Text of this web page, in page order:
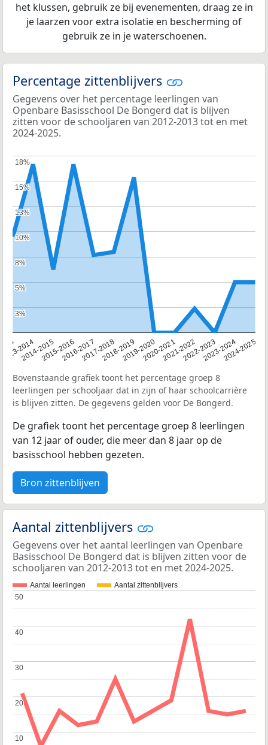
het klussen, gebruik ze bij evenementen, draag ze in
je laarzen voor extra isolatie en bescherming of
gebruik ze in je waterschoenen.
Percentage zittenblijvers
Gegevens over het percentage leerlingen van
Openbare Basisschool De Bongerd dat is blijven
zitten voor de schooljaren van 2012-2013 tot en met
2024-2025.
2013-20142014-20152015-20162016-20172017-20182018-20192019-20202020-20212021-20222022-20232023-20242024-2025
3%
3%
5%
5%
8%
8%
10%
10%
13%
13%
15%
15%
18%
18%
Bovenstaande grafiek toont het percentage groep 8
leerlingen per schooljaar dat in zijn of haar schoolcarrière
is blijven zitten. De gegevens gelden voor De Bongerd.
De grafiek toont het percentage groep 8 leerlingen
van 12 jaar of ouder, die meer dan 8 jaar op de
basisschool hebben gezeten.
Bron zittenblijven
Aantal zittenblijvers
Gegevens over het aantal leerlingen van Openbare
Basisschool De Bongerd dat is blijven zitten voor de
schooljaren van 2012-2013 tot en met 2024-2025.
Aantal leerlingen Aantal zittenblijvers
10
10
20
20
30
30
40
40
50
50